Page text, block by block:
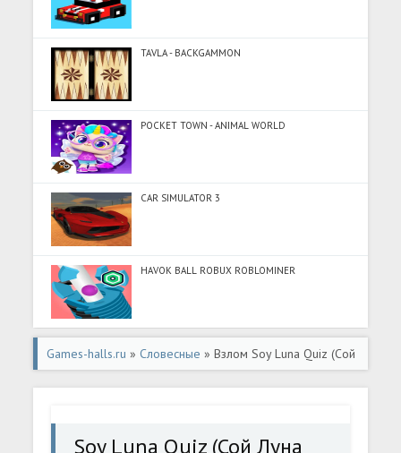
TAVLA - BACKGAMMON
POCKET TOWN - ANIMAL WORLD
CAR SIMULATOR 3
HAVOK BALL ROBUX ROBLOMINER
Games-halls.ru » Словесные » Взлом Soy Luna Quiz (Сой
Луна Викторина) [МОД Mega Pack] - полная версия apk
Soy Luna Quiz (Сой Луна